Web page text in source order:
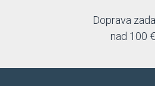
Doprava
nad 100 €